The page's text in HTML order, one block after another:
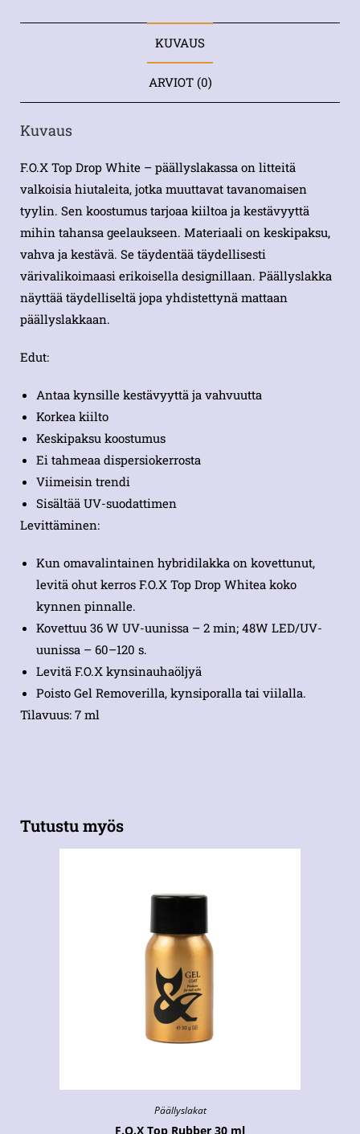
KUVAUS
ARVIOT (0)
Kuvaus
F.O.X Top Drop White – päällyslakassa on litteitä
valkoisia hiutaleita, jotka muuttavat tavanomaisen
tyylin. Sen koostumus tarjoaa kiiltoa ja kestävyyttä
mihin tahansa geelaukseen. Materiaali on keskipaksu,
vahva ja kestävä. Se täydentää täydellisesti
värivalikoimaasi erikoisella designillaan. Päällyslakka
näyttää täydelliseltä jopa yhdistettynä mattaan
päällyslakkaan.
Edut:
Antaa kynsille kestävyyttä ja vahvuutta
Korkea kiilto
Keskipaksu koostumus
Ei tahmeaa dispersiokerrosta
Viimeisin trendi
Sisältää UV-suodattimen
Levittäminen:
Kun omavalintainen hybridilakka on kovettunut,
levitä ohut kerros F.O.X Top Drop Whitea koko
kynnen pinnalle.
Kovettuu 36 W UV-uunissa – 2 min; 48W LED/UV-
uunissa – 60–120 s.
Levitä F.O.X kynsinauhaöljyä
Poisto Gel Removerilla, kynsiporalla tai viilalla.
Tilavuus: 7 ml
Tutustu myös
Päällyslakat
F.O.X Top Rubber 30 ml